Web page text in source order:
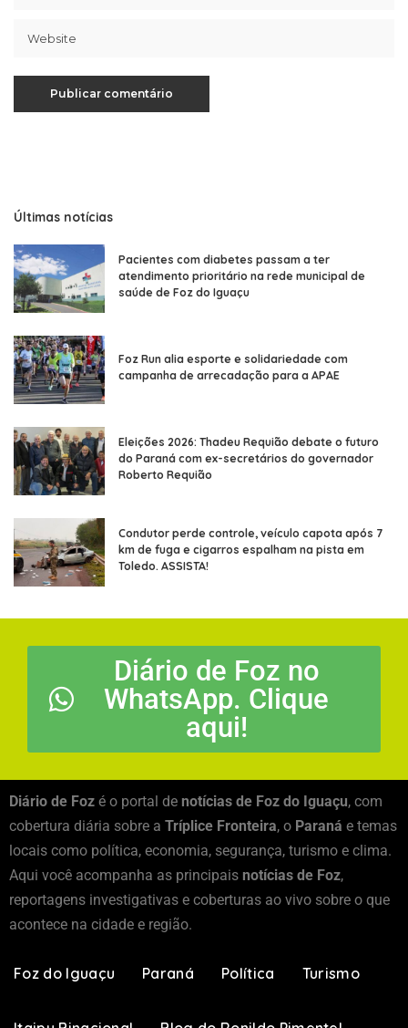
Últimas notícias
Pacientes com diabetes passam a ter
atendimento prioritário na rede municipal de
saúde de Foz do Iguaçu
Foz Run alia esporte e solidariedade com
campanha de arrecadação para a APAE
Eleições 2026: Thadeu Requião debate o futuro
do Paraná com ex-secretários do governador
Roberto Requião
Condutor perde controle, veículo capota após 7
km de fuga e cigarros espalham na pista em
Toledo. ASSISTA!
Diário de Foz no
WhatsApp. Clique
aqui!
Diário de Foz é o portal de notícias de Foz do Iguaçu, com
cobertura diária sobre a Tríplice Fronteira, o Paraná e temas
locais como política, economia, segurança, turismo e clima.
Aqui você acompanha as principais notícias de Foz,
reportagens investigativas e coberturas ao vivo sobre o que
acontece na cidade e região.
Foz do Iguaçu Paraná Política Turismo